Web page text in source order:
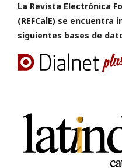
La Revista Electrónica
(REFCalE) se
siguientes bases de